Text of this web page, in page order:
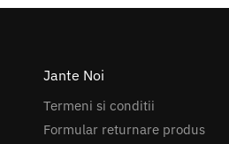
Jante Noi
Termeni si conditii
Formular returnare produs